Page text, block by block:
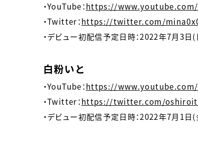
・YouTube：https://www.youtube.com/
・Twitter：https://twitter.com/
・デビュー初配信予定日時：2022年7月3
白粉いと
・YouTube：https://www.youtube.com/
・Twitter：https://twitter.com/
・デビュー初配信予定日時：2022年7月1